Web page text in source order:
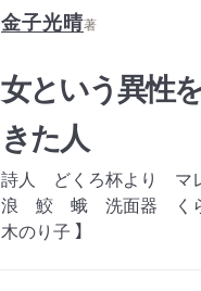
金子光晴著
女という異性
きた人
詩人 どくろ杯より マ
浪 鮫 蛾 洗面器 くら
木のり子 】